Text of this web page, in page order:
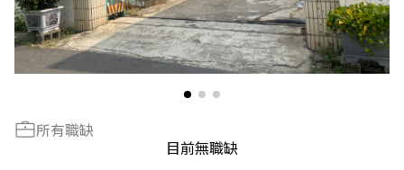
所有職缺
目前無職缺